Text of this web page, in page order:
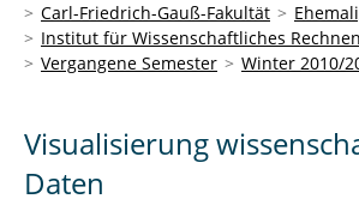
Carl-Friedrich-Gauß-Fakultät
Institut für Wissenschaftliches Rechnen
Vergangene Semester
Winter 2010/
Visualisierung
Daten